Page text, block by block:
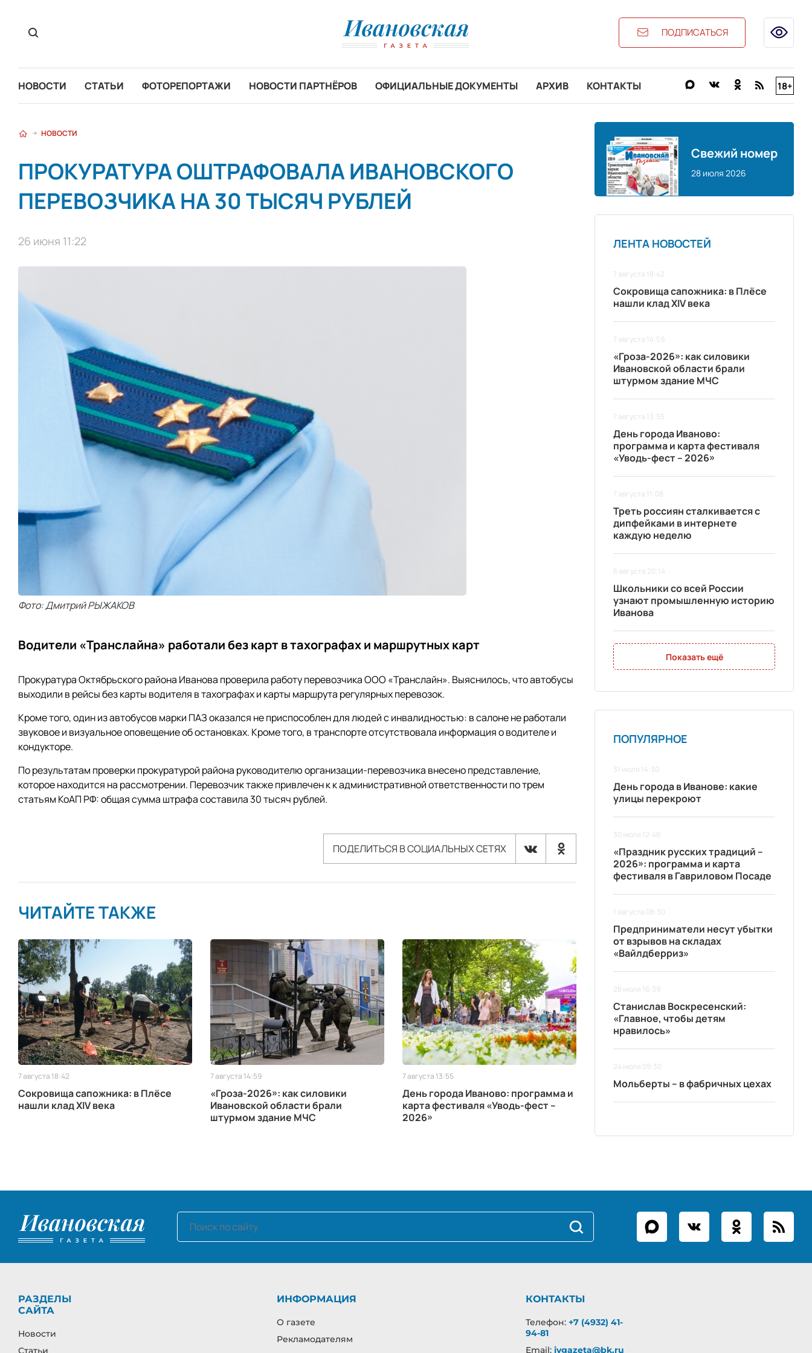
ПОДПИСАТЬСЯ
НОВОСТИ СТАТЬИ ФОТОРЕПОРТАЖИ НОВОСТИ ПАРТНЁРОВ ОФИЦИАЛЬНЫЕ ДОКУМЕНТЫ АРХИВ КОНТАКТЫ 18+
НОВОСТИ
ПРОКУРАТУРА ОШТРАФОВАЛА ИВАНОВСКОГО
ПЕРЕВОЗЧИКА НА 30 ТЫСЯЧ РУБЛЕЙ
26 июня 11:22
Фото: Дмитрий РЫЖАКОВ
Водители «Транслайна» работали без карт в тахографах и маршрутных карт
Прокуратура Октябрьского района Иванова проверила работу перевозчика ООО «Транслайн». Выяснилось, что автобусы
выходили в рейсы без карты водителя в тахографах и карты маршрута регулярных перевозок.
Кроме того, один из автобусов марки ПАЗ оказался не приспособлен для людей с инвалидностью: в салоне не работали
звуковое и визуальное оповещение об остановках. Кроме того, в транспорте отсутствовала информация о водителе и
кондукторе.
По результатам проверки прокуратурой района руководителю организации-перевозчика внесено представление,
которое находится на рассмотрении. Перевозчик также привлечен к к административной ответственности по трем
статьям КоАП РФ: общая сумма штрафа составила 30 тысяч рублей.
ПОДЕЛИТЬСЯ В СОЦИАЛЬНЫХ СЕТЯХ
ЧИТАЙТЕ ТАКЖЕ
7 августа 18:42
Сокровища сапожника: в Плёсе
нашли клад XIV века
7 августа 14:59
«Гроза-2026»: как силовики
Ивановской области брали
штурмом здание МЧС
7 августа 13:55
День города Иваново: программа и
карта фестиваля «Уводь-фест –
2026»
Свежий номер
28 июля 2026
ЛЕНТА НОВОСТЕЙ
7 августа 18:42
Сокровища сапожника: в Плёсе
нашли клад XIV века
7 августа 14:59
«Гроза-2026»: как силовики
Ивановской области брали
штурмом здание МЧС
7 августа 13:55
День города Иваново:
программа и карта фестиваля
«Уводь-фест – 2026»
7 августа 11:08
Треть россиян сталкивается с
дипфейками в интернете
каждую неделю
6 августа 20:14
Школьники со всей России
узнают промышленную историю
Иванова
Показать ещё
ПОПУЛЯРНОЕ
31 июля 14:30
День города в Иванове: какие
улицы перекроют
30 июля 12:46
«Праздник русских традиций –
2026»: программа и карта
фестиваля в Гавриловом Посаде
1 августа 08:30
Предприниматели несут убытки
от взрывов на складах
«Вайлдберриз»
28 июля 16:39
Станислав Воскресенский:
«Главное, чтобы детям
нравилось»
24 июля 09:30
Мольберты – в фабричных цехах
РАЗДЕЛЫ
САЙТА
Новости
Статьи
ИНФОРМАЦИЯ
О газете
Рекламодателям
КОНТАКТЫ
Телефон: +7 (4932) 41-
94-81
Email: ivgazeta@bk.ru